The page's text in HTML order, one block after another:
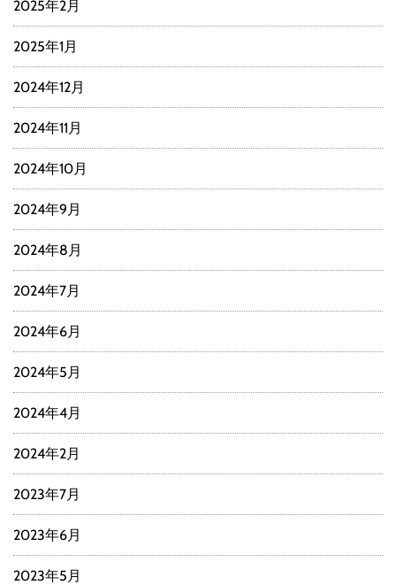
2025年2月
2025年1月
2024年12月
2024年11月
2024年10月
2024年9月
2024年8月
2024年7月
2024年6月
2024年5月
2024年4月
2024年2月
2023年7月
2023年6月
2023年5月